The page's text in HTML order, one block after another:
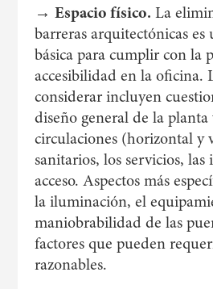
→ Espacio físico. La
barreras arquitectónicas
básica para cumplir con la
accesibilidad en la oficina.
considerar incluyen
diseño general de la planta
circulaciones (horizontal y
sanitarios, los servicios, las
acceso. Aspectos más
la iluminación, el
maniobrabilidad de las
factores que pueden
razonables.